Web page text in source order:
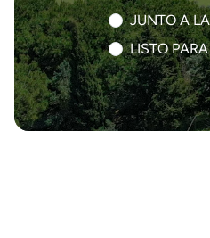
JUNTO A
LISTO